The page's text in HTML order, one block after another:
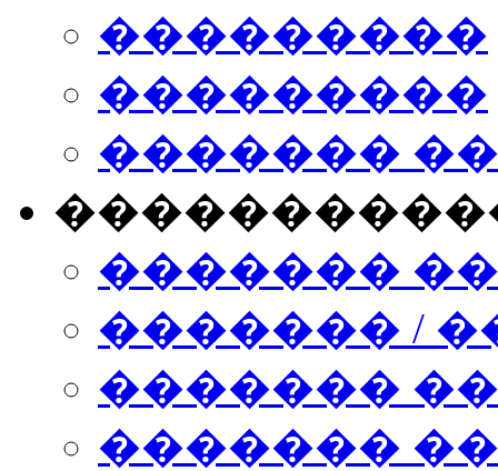
���������
���������
�������
�������
������� /
�������
������� ���